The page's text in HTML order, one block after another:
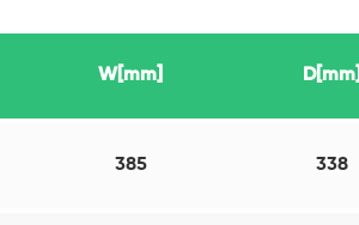
W[mm] D[mm]
385 338